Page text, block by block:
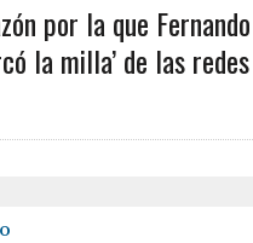
por la que Fernando
la milla’ de las redes